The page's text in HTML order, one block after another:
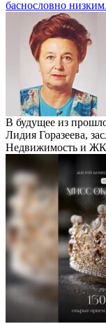
баснословно
В будущее из
Лидия Горазеева,
Недвижимость и